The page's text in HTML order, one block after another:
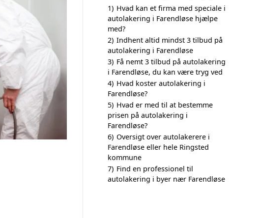
1) Hvad kan et firma med speciale i
autolakering i Farendløse hjælpe
med?
2) Indhent altid mindst 3 tilbud på
autolakering i Farendløse
3) Få nemt 3 tilbud på autolakering
i Farendløse, du kan være tryg ved
4) Hvad koster autolakering i
Farendløse?
5) Hvad er med til at bestemme
prisen på autolakering i
Farendløse?
6) Oversigt over autolakerere i
Farendløse eller hele Ringsted
kommune
7) Find en professionel til
autolakering i byer nær Farendløse